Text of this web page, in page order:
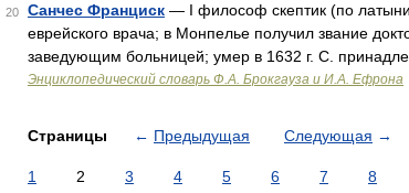
20 Санчес Франциск — I философ скептик (по
еврейского врача; в Монпелье получил звание
заведующим больницей; умер в 1632 г. С.
Энциклопедический словарь Ф.А. Брокгауза и И.А. Ефрона
Страницы ← Предыдущая Следующая →
1 2 3 4 5 6 7 8